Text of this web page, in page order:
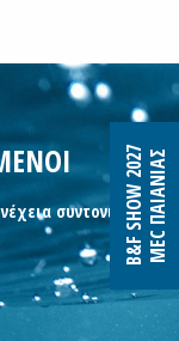
B&F SHOW 2027MEC ΠΑΙΑΝΙΑΣ
συντονισμένοι